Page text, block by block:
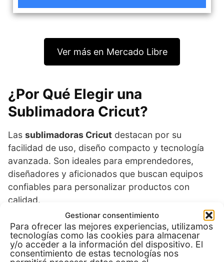
Gestionar consentimiento
Para ofrecer las mejores experiencias, utilizamos
tecnologías como las cookies para almacenar
y/o acceder a la información del dispositivo. El
consentimiento de estas tecnologías nos
Ver más en Mercado Libre
¿Por Qué Elegir una
Sublimadora Cricut?
Las sublimadoras Cricut destacan por su
facilidad de uso, diseño compacto y tecnología
avanzada. Son ideales para emprendedores,
diseñadores y aficionados que buscan equipos
confiables para personalizar productos con
calidad.
Facilidad de Uso y Diseño
Compacto